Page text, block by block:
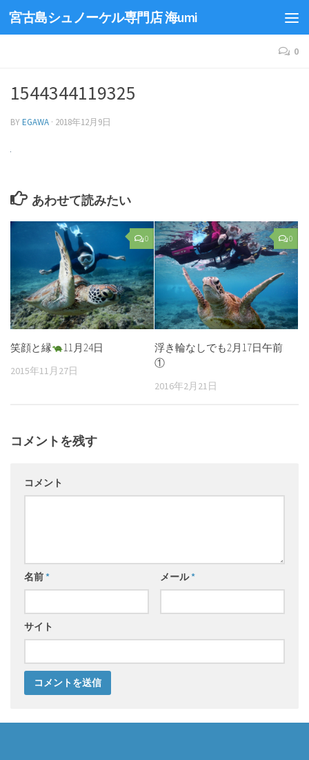
宮古島シュノーケル専門店 海umi
0
1544344119325
BYEGAWA · 2018年12月9日
あわせて読みたい
0
笑顔と縁 11月24日
2015年11月27日
0
浮き輪なしでも2月17日午前
①
2016年2月21日
コメントを残す
コメント
名前* メール*
サイト